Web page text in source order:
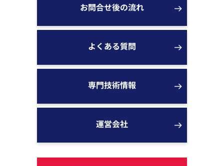
お問合せ後の流れ
よくある質問
専門技術情報
運営会社